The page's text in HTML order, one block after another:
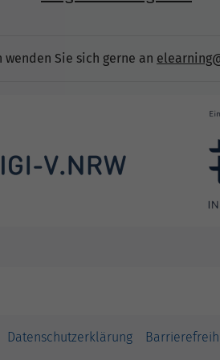
wenden Sie sich gerne an
Datenschutzerklärung